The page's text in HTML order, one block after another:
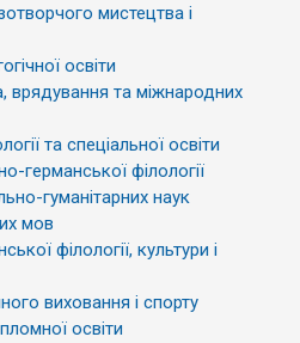
мистецтва і
освіти
врядування та міжнародних
та спеціальної освіти
германської філології
гуманітарних наук
мов
філології, культури і
виховання і спорту
освіти